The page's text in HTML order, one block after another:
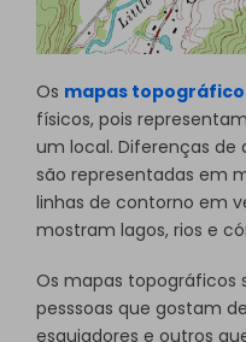
Os mapas
físicos, pois
um local. Diferenças
são representadas em
linhas de contorno em
mostram lagos, rios e
Os mapas topográficos
pesssoas que gostam
esquiadores e outros